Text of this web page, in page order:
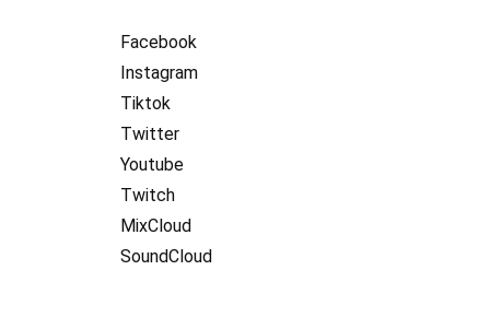
Facebook
Instagram
Tiktok
Twitter
Youtube
Twitch
MixCloud
SoundCloud